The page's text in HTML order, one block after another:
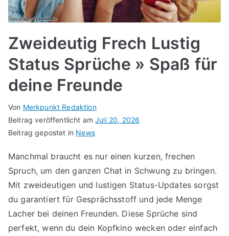
Zweideutig Frech Lustig
Status Sprüche » Spaß für
deine Freunde
Von Merkpunkt Redaktion
Beitrag veröffentlicht amJuli 20, 2026
Beitrag gepostet in News
Manchmal braucht es nur einen kurzen, frechen
Spruch, um den ganzen Chat in Schwung zu bringen.
Mit zweideutigen und lustigen Status-Updates sorgst
du garantiert für Gesprächsstoff und jede Menge
Lacher bei deinen Freunden. Diese Sprüche sind
perfekt, wenn du dein Kopfkino wecken oder einfach